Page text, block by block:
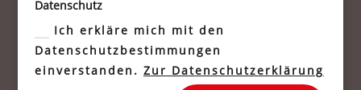
Datenschutz
Ich erkläre mich mit den
Datenschutzbestimmungen
einverstanden. Zur Datenschutzerklärung